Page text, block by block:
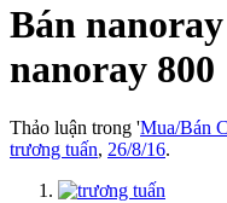
Bán
nanoray 800
Thảo luận trong 'Mua/Bán
trương tuấn, 26/8/16.